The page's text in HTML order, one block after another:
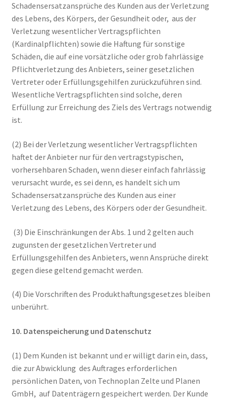
Schadensersatzansprüche des Kunden aus der Verletzung
des Lebens, des Körpers, der Gesundheit oder, aus der
Verletzung wesentlicher Vertragspflichten
(Kardinalpflichten) sowie die Haftung für sonstige
Schäden, die auf eine vorsätzliche oder grob fahrlässige
Pflichtverletzung des Anbieters, seiner gesetzlichen
Vertreter oder Erfüllungsgehilfen zurückzuführen sind.
Wesentliche Vertragspflichten sind solche, deren
Erfüllung zur Erreichung des Ziels des Vertrags notwendig
ist.
(2) Bei der Verletzung wesentlicher Vertragspflichten
haftet der Anbieter nur für den vertragstypischen,
vorhersehbaren Schaden, wenn dieser einfach fahrlässig
verursacht wurde, es sei denn, es handelt sich um
Schadensersatzansprüche des Kunden aus einer
Verletzung des Lebens, des Körpers oder der Gesundheit.
(3) Die Einschränkungen der Abs. 1 und 2 gelten auch
zugunsten der gesetzlichen Vertreter und
Erfüllungsgehilfen des Anbieters, wenn Ansprüche direkt
gegen diese geltend gemacht werden.
(4) Die Vorschriften des Produkthaftungsgesetzes bleiben
unberührt.
10. Datenspeicherung und Datenschutz
(1) Dem Kunden ist bekannt und er willigt darin ein, dass,
die zur Abwicklung des Auftrages erforderlichen
persönlichen Daten, von Technoplan Zelte und Planen
GmbH, auf Datenträgern gespeichert werden. Der Kunde